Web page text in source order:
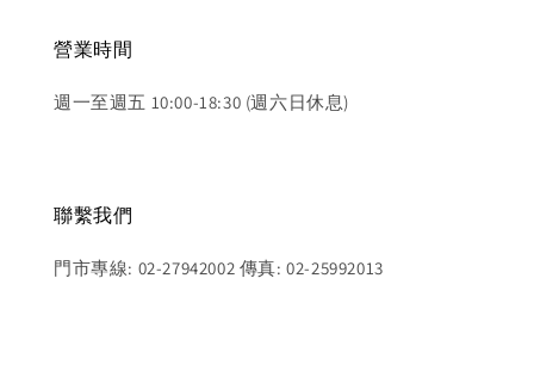
營業時間
週一至週五 10:00-18:30 (週六日休息)
聯繫我們
門市專線: 02-27942002 傳真: 02-25992013